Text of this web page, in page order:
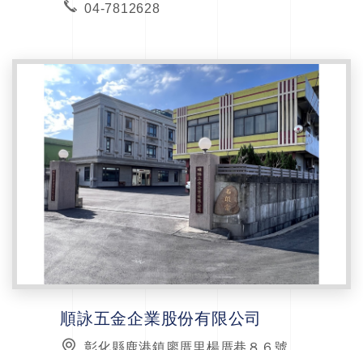
04-7812628
順詠五金企業股份有限公司
彰化縣鹿港鎮廖厝里楊厝巷８６號